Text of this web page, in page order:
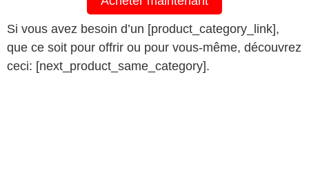
Si vous avez besoin d’un [product_category_link],
que ce soit pour offrir ou pour vous-même, découvrez
ceci: [next_product_same_category].